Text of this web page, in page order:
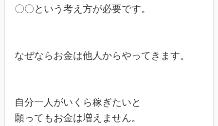
〇〇という考え方が必要です。
なぜならお金は他人からやってきます。
自分一人がいくら稼ぎたいと
願ってもお金は増えません。